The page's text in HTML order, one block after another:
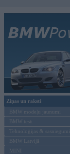
Ziņas un raksti
BMW modeļu jaunumi
BMW testi
Tehnoloģijas & sasniegumi
BMW Latvijā
MINI